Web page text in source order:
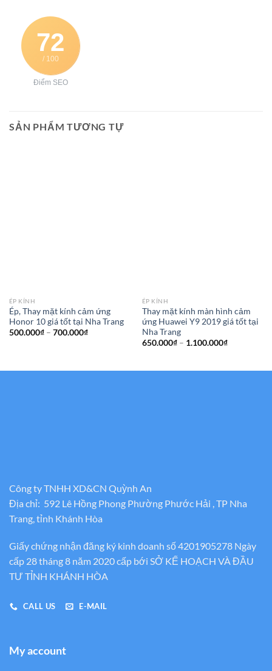
72
/ 100
Điểm SEO
SẢN PHẨM TƯƠNG TỰ
ÉP KÍNH
Ép, Thay mặt kính cảm ứng
Honor 10 giá tốt tại Nha Trang
500.000₫ – 700.000₫Khoảng
700.000₫
ÉP KÍNH
Thay mặt kính màn hình cảm
ứng Huawei Y9 2019 giá tốt tại
Nha Trang
650.000₫ – 1.100.000₫Khoảng
đến
Công ty TNHH XD&CN Quỳnh An
Địa chỉ: 592 Lê Hồng Phong Phường Phước Hải , TP Nha
Trang, tỉnh Khánh Hòa
Giấy chứng nhận đăng ký kinh doanh số 4201905278 Ngày
cấp 28 tháng 8 năm 2020 cấp bới SỞ KẾ HOẠCH VÀ ĐẦU
TƯ TỈNH KHÁNH HÒA
CALL US E-MAIL
My account